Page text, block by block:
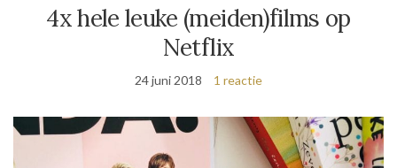
4x hele leuke (meiden)films op
Netflix
24 juni 2018 1 reactie